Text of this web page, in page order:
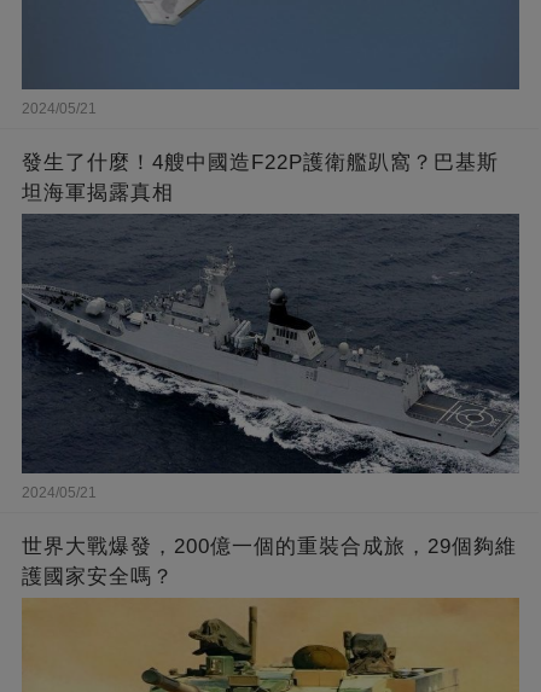
2024/05/21
發生了什麼！4艘中國造F22P護衛艦趴窩？巴基斯
坦海軍揭露真相
2024/05/21
世界大戰爆發，200億一個的重裝合成旅，29個夠維
護國家安全嗎？